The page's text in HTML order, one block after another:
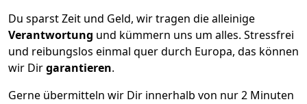
Du sparst Zeit und Geld, wir tragen die alleinige
Verantwortung und kümmern uns um alles. Stressfrei
und reibungslos einmal quer durch Europa, das können
wir Dirgarantieren.
Gerne übermitteln wir Dir innerhalb von nur2 Minuten